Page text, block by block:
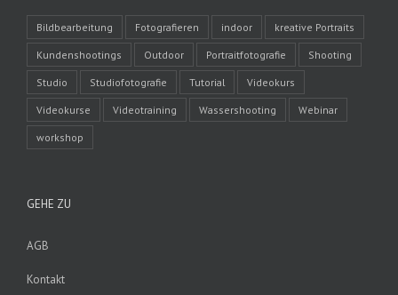
Bildbearbeitung Fotografieren indoor kreative Portraits
Kundenshootings Outdoor Portraitfotografie Shooting
Studio Studiofotografie Tutorial Videokurs
Videokurse Videotraining Wassershooting Webinar
workshop
GEHE ZU
AGB
Kontakt